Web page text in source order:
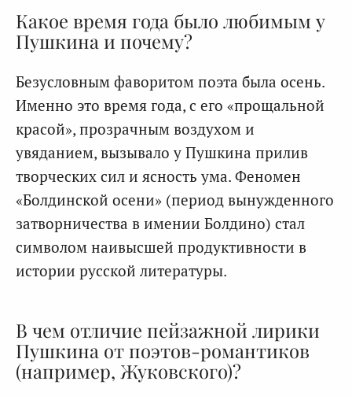
Какое время года было любимым у
Пушкина и почему?
Безусловным фаворитом поэта была осень.
Именно это время года, с его «прощальной
красой», прозрачным воздухом и
увяданием, вызывало у Пушкина прилив
творческих сил и ясность ума. Феномен
«Болдинской осени» (период вынужденного
затворничества в имении Болдино) стал
символом наивысшей продуктивности в
истории русской литературы.
В чем отличие пейзажной лирики
Пушкина от поэтов-романтиков
(например, Жуковского)?